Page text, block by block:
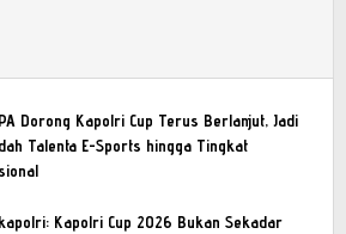
Dorong Kapolri Cup Terus Berlanjut, Jadi
Talenta E-Sports hingga Tingkat
Kapolri Cup 2026 Bukan Sekadar